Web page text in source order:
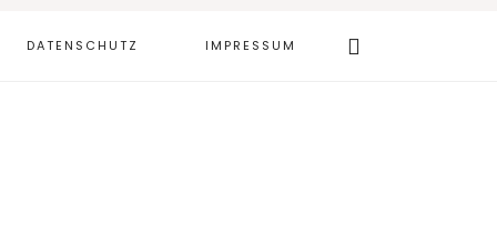
DATENSCHUTZ IMPRESSUM Webseite
durchsuchen